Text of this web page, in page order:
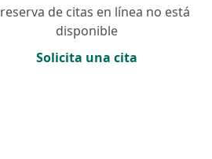
de citas en línea no está
disponible
Solicita una cita